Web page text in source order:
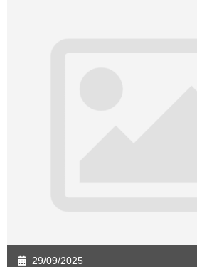
29/09/2025